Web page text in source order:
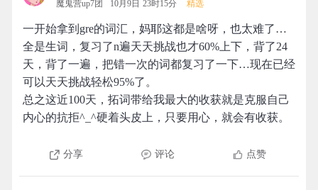
魔鬼营up7团 10月9日 23时15分 精选
一开始拿到gre的词汇，妈耶这都是啥呀，也太难了…
全是生词，复习了n遍天天挑战也才60%上下，背了24
天，背了一遍，把错一次的词都复习了一下…现在已经
可以天天挑战轻松95%了。
总之这近100天，拓词带给我最大的收获就是克服自己
内心的抗拒^_^硬着头皮上，只要用心，就会有收获。
分享 评论 点赞